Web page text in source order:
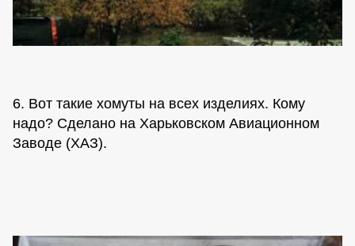
6. Вот такие хомуты на всех изделиях. Кому
надо? Сделано на Харьковском Авиационном
Заводе (ХАЗ).